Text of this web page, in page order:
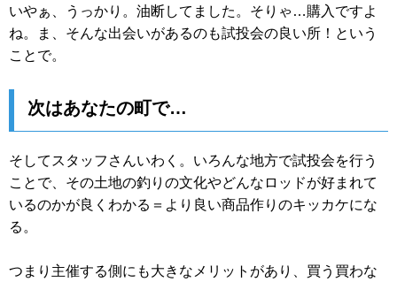
いやぁ、うっかり。油断してました。そりゃ…購入ですよ
ね。ま、そんな出会いがあるのも試投会の良い所！という
ことで。
次はあなたの町で…
そしてスタッフさんいわく。いろんな地方で試投会を行う
ことで、その土地の釣りの文化やどんなロッドが好まれて
いるのかが良くわかる＝より良い商品作りのキッカケにな
る。
つまり主催する側にも大きなメリットがあり、買う買わな